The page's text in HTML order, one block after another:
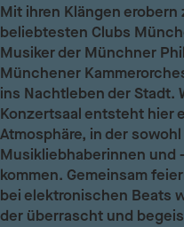
Mit ihren Klängen
beliebtesten Clubs
Musiker der Münchner
Münchener
ins Nachtleben der Stadt.
Konzertsaal entsteht hier
Atmosphäre, in der
Musikliebhaberinnen und
kommen. Gemeinsam
bei elektronischen Beats
der überrascht und